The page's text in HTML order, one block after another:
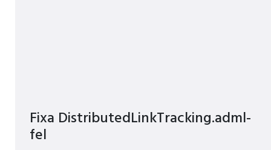
Fixa DistributedLinkTracking.adml-
fel